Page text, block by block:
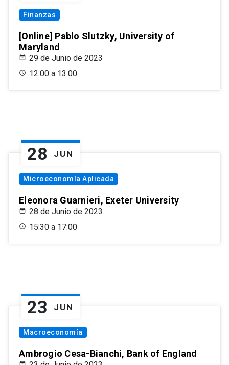
Finanzas
[Online] Pablo Slutzky, University of
Maryland
29 de Junio de 2023
12:00 a 13:00
28 JUN
Microeconomía Aplicada
Eleonora Guarnieri, Exeter University
28 de Junio de 2023
15:30 a 17:00
23 JUN
Macroeconomía
Ambrogio Cesa-Bianchi, Bank of England